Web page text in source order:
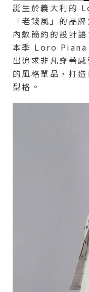
誕生於義大利的
「老錢風」的品
內斂簡約的設計
本季 Loro Piana
出追求非凡穿著
的風格單品，打
型格。